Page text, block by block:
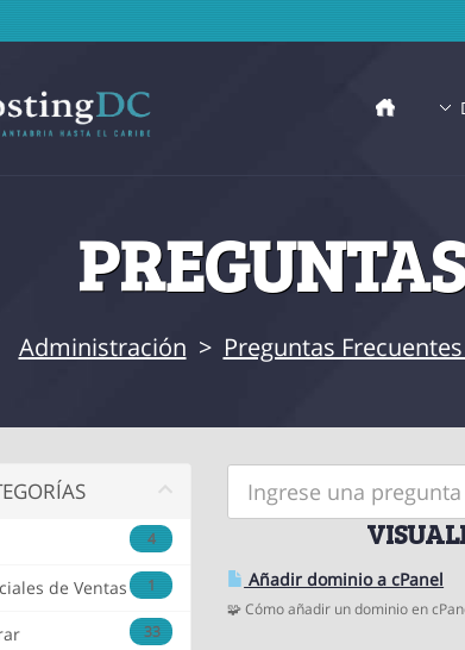
Administración > Preguntas Frecuentes
4
1
de Ventas
33
Añadir dominio a cPanel
🧩 Cómo añadir un dominio en